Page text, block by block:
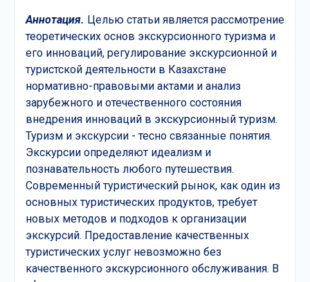
Аннотация. Целью статьи является рассмотрение
теоретических основ экскурсионного туризма и
его инноваций, регулирование экскурсионной и
туристской деятельности в Казахстане
нормативно-правовыми актами и анализ
зарубежного и отечественного состояния
внедрения инноваций в экскурсионный туризм.
Туризм и экскурсии - тесно связанные понятия.
Экскурсии определяют идеализм и
познавательность любого путешествия.
Современный туристический рынок, как один из
основных туристических продуктов, требует
новых методов и подходов к организации
экскурсий. Предоставление качественных
туристических услуг невозможно без
качественного экскурсионного обслуживания. В